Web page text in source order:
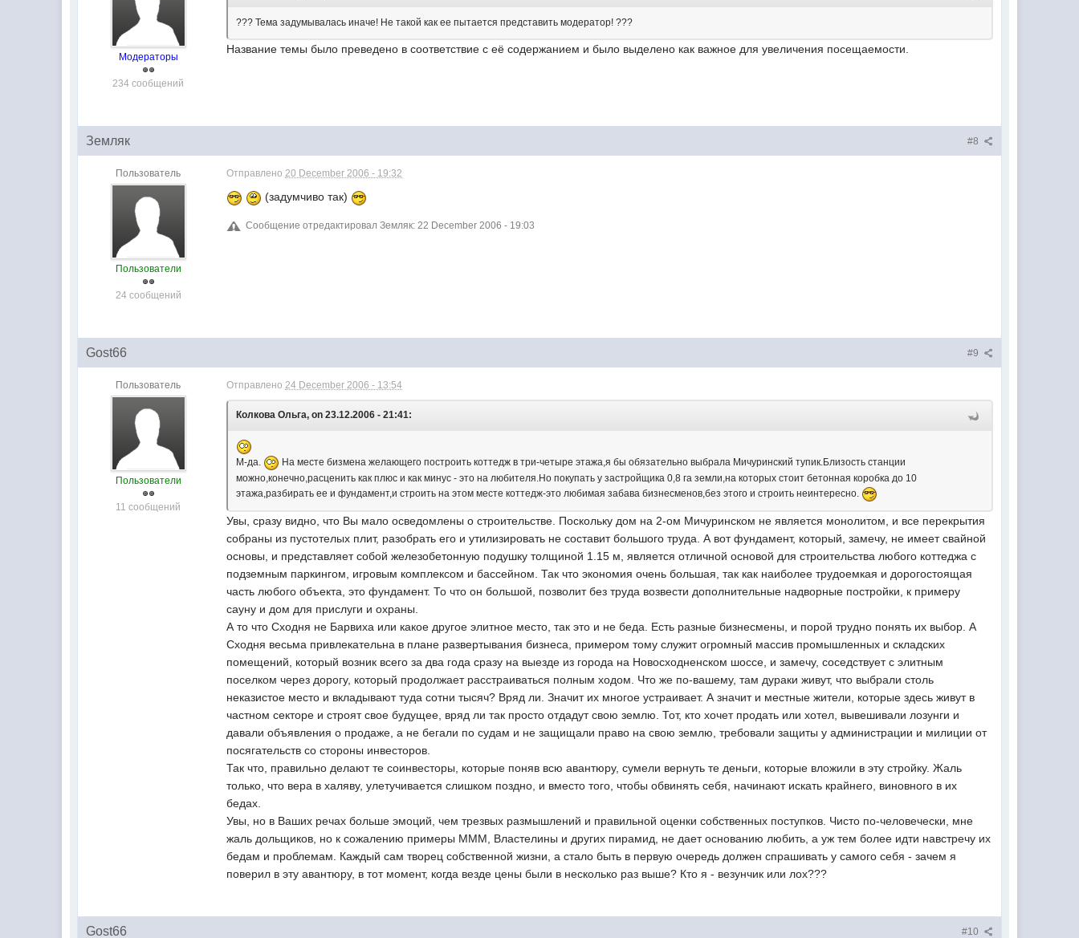
Модераторы
234 сообщений
??? Тема задумывалась иначе! Не такой как ее пытается представить модератор! ???
Название темы было преведено в соответствие с её содержанием и было выделено как важное для увеличения посещаемости.
#8
Земляк
Пользователь
Пользователи
24 сообщений
Отправлено20 December 2006 - 19:32
(задумчиво так)
Сообщение отредактировал Земляк: 22 December 2006 - 19:03
#9
Gost66
Пользователь
Пользователи
11 сообщений
Отправлено24 December 2006 - 13:54
Колкова Ольга, on 23.12.2006 - 21:41:
М-да.
На месте бизмена желающего построить коттедж в три-четыре этажа,я бы обязательно выбрала Мичуринский тупик.Близость станции
можно,конечно,расценить как плюс и как минус - это на любителя.Но покупать у застройщика 0,8 га земли,на которых стоит бетонная коробка до 10
этажа,разбирать ее и фундамент,и строить на этом месте коттедж-это любимая забава бизнесменов,без этого и строить неинтересно.
Увы, сразу видно, что Вы мало осведомлены о строительстве. Поскольку дом на 2-ом Мичуринском не является монолитом, и все перекрытия
собраны из пустотелых плит, разобрать его и утилизировать не составит большого труда. А вот фундамент, который, замечу, не имеет свайной
основы, и представляет собой железобетонную подушку толщиной 1.15 м, является отличной основой для строительства любого коттеджа с
подземным паркингом, игровым комплексом и бассейном. Так что экономия очень большая, так как наиболее трудоемкая и дорогостоящая
часть любого объекта, это фундамент. То что он большой, позволит без труда возвести дополнительные надворные постройки, к примеру
сауну и дом для прислуги и охраны.
А то что Сходня не Барвиха или какое другое элитное место, так это и не беда. Есть разные бизнесмены, и порой трудно понять их выбор. А
Сходня весьма привлекательна в плане развертывания бизнеса, примером тому служит огромный массив промышленных и складских
помещений, который возник всего за два года сразу на выезде из города на Новосходненском шоссе, и замечу, соседствует с элитным
поселком через дорогу, который продолжает расстраиваться полным ходом. Что же по-вашему, там дураки живут, что выбрали столь
неказистое место и вкладывают туда сотни тысяч? Вряд ли. Значит их многое устраивает. А значит и местные жители, которые здесь живут в
частном секторе и строят свое будущее, вряд ли так просто отдадут свою землю. Тот, кто хочет продать или хотел, вывешивали лозунги и
давали объявления о продаже, а не бегали по судам и не защищали право на свою землю, требовали защиты у администрации и милиции от
посягательств со стороны инвесторов.
Так что, правильно делают те соинвесторы, которые поняв всю авантюру, сумели вернуть те деньги, которые вложили в эту стройку. Жаль
только, что вера в халяву, улетучивается слишком поздно, и вместо того, чтобы обвинять себя, начинают искать крайнего, виновного в их
бедах.
Увы, но в Ваших речах больше эмоций, чем трезвых размышлений и правильной оценки собственных поступков. Чисто по-человечески, мне
жаль дольщиков, но к сожалению примеры МММ, Властелины и других пирамид, не дает основанию любить, а уж тем более идти навстречу их
бедам и проблемам. Каждый сам творец собственной жизни, а стало быть в первую очередь должен спрашивать у самого себя - зачем я
поверил в эту авантюру, в тот момент, когда везде цены были в несколько раз выше? Кто я - везунчик или лох???
#10
Gost66